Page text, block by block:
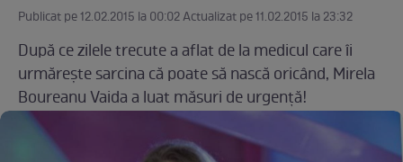
Publicat pe 12.02.2015 la 00:02 Actualizat pe 11.02.2015 la 23:32
După ce zilele trecute a aflat de la medicul care îi
urmăreşte sarcina că poate să nască oricând, Mirela
Boureanu Vaida a luat măsuri de urgenţă!